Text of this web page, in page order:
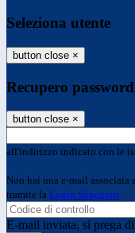
Seleziona utente
button close ×
Recupero password
button close ×
all'indirizzo indicato con le
Non hai una e-mail associata
tramite la Login Spaggiari
E-mail inviata, si prega